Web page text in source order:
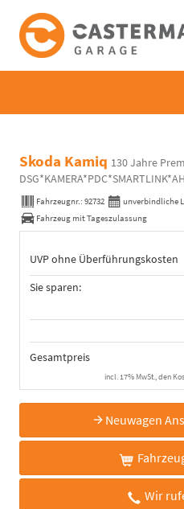
Skoda Kamiq 130 Jahre
Fahrzeugnr.: 92732 unverbindliche
Fahrzeug mit Tageszulassung
UVP ohne Überführungskosten
Sie sparen:
Gesamtpreis
incl. 17% MwSt., den
Neuwagen
Wir